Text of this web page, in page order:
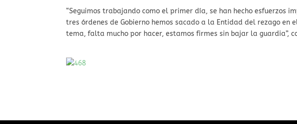
“Seguimos trabajando como el primer día, se han hecho esfuerzos
tres órdenes de Gobierno hemos sacado a la Entidad del rezago en
tema, falta mucho por hacer, estamos firmes sin bajar la guardia”,